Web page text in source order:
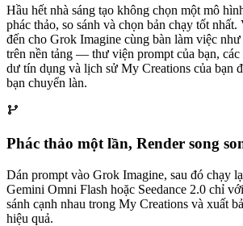
Hầu hết nhà sáng tạo không chọn một mô
phác thảo, so sánh và chọn bản chạy tốt
đến cho Grok Imagine cùng bàn làm việc
trên nền tảng — thư viện prompt của bạn, các
dư tín dụng và lịch sử My Creations của bạn
bạn chuyển làn.
Phác thảo một lần, Render song
Dán prompt vào Grok Imagine, sau đó chạy
Gemini Omni Flash hoặc Seedance 2.0 chỉ
sánh cạnh nhau trong My Creations và xuất
hiệu quả.